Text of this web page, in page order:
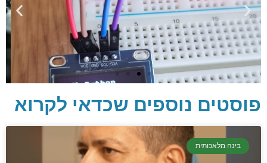
פוסטים נוספים שכדאי לקרוא
בינה מלאכותית